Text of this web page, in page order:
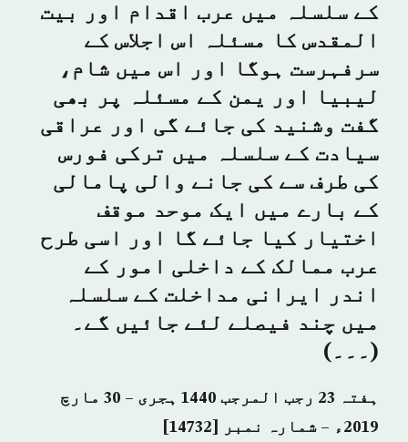
کے سلسلہ میں عرب اقدام اور بیت
المقدس کا مسئلہ اس اجلاس کے
سرفہرست ہوگا اور اس میں شام،
لیبیا اور یمن کے مسئلہ پر بھی
گفت وشنید کی جائے گی اور عراقی
سیادت کے سلسلہ میں ترکی فورس
کی طرف سے کی جانے والی پامالی
کے بارے میں ایک موحد موقف
اختیار کیا جائے گا اور اسی طرح
عرب ممالک کے داخلی امور کے
اندر ایرانی مداخلت کے سلسلہ
میں چند فیصلے لئے جائیں گے۔
(۔۔۔)
ہفتہ 23 رجب المرجب 1440 ہجری – 30 مارچ
2019ء – شمارہ نمبر [14732]